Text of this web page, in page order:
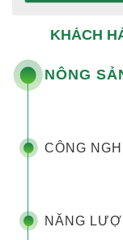
KHÁCH
NÔNG
CÔNG
NĂNG